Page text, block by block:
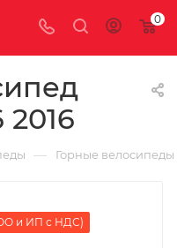
0
2016
— Горные велосипеды
и ИП с НДС)